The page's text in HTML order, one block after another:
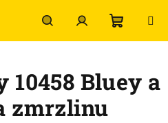
HľadaťPrihlásenie
košík
10458 Bluey a
zmrzlinu